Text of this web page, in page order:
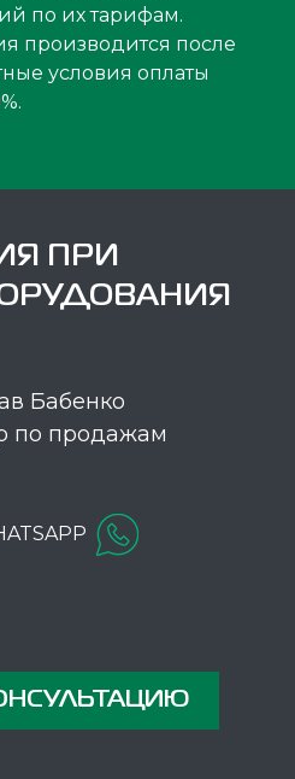
по их тарифам.
производится после
условия оплаты
ПРИ
Бабенко
по продажам